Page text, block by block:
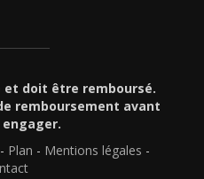
et doit être remboursé.
remboursement avant
engager.
Plan - Mentions légales -